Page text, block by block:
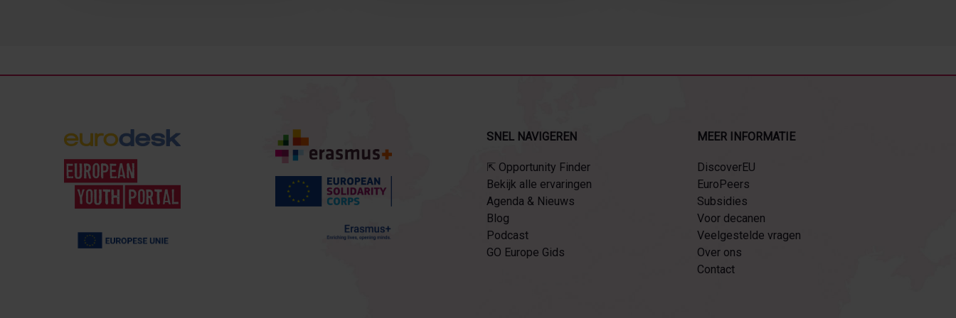
SNEL NAVIGEREN
⇱ Opportunity Finder
Bekijk alle ervaringen
Agenda & Nieuws
Blog
Podcast
GO Europe Gids
MEER INFORMATIE
DiscoverEU
EuroPeers
Subsidies
Voor decanen
Veelgestelde vragen
Over ons
Contact